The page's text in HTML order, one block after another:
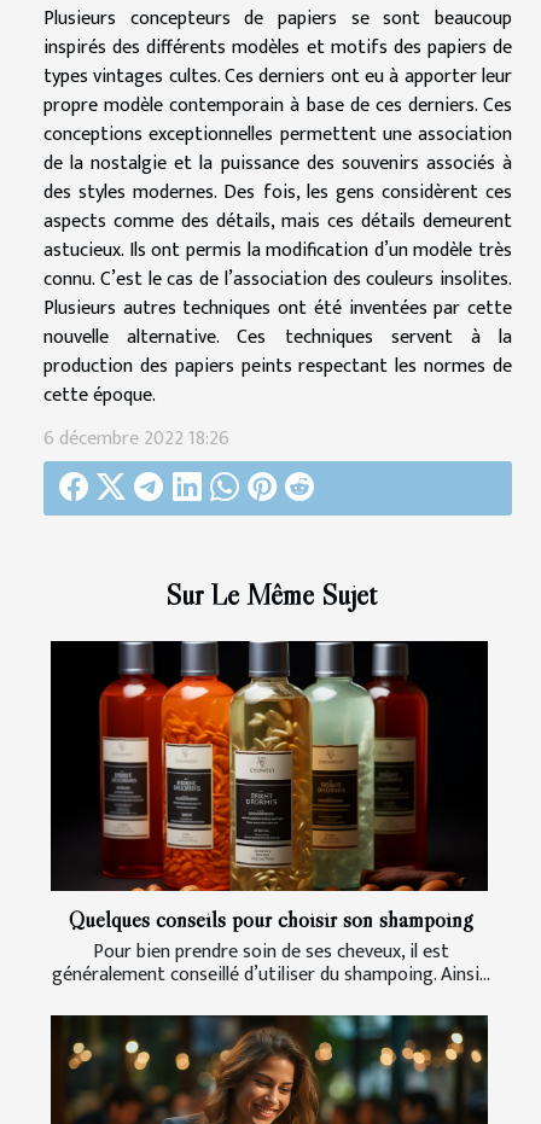
Sur Le Même Sujet
Quelques conseils pour choisir son shampoing
Pour bien prendre soin de ses cheveux, il est
généralement conseillé d’utiliser du shampoing. Ainsi...
Plusieurs concepteurs de papiers se sont beaucoup
inspirés des différents modèles et motifs des papiers de
types vintages cultes. Ces derniers ont eu à apporter leur
propre modèle contemporain à base de ces derniers. Ces
conceptions exceptionnelles permettent une association
de la nostalgie et la puissance des souvenirs associés à
des styles modernes. Des fois, les gens considèrent ces
aspects comme des détails, mais ces détails demeurent
astucieux. Ils ont permis la modification d’un modèle très
connu. C’est le cas de l’association des couleurs insolites.
Plusieurs autres techniques ont été inventées par cette
nouvelle alternative. Ces techniques servent à la
production des papiers peints respectant les normes de
cette époque.
6 décembre 2022 18:26